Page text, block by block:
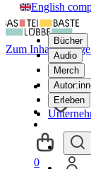
English
Bücher
Audio
Merch
Erleben
Zum Inhalt
0